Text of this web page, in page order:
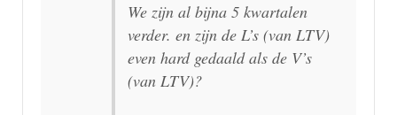
We zijn al bijna 5 kwartalen
verder. en zijn de L’s (van LTV)
even hard gedaald als de V’s
(van LTV)?